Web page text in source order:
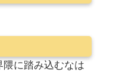
に踏み込むなは